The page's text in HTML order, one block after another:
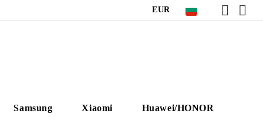
EUR
Samsung Xiaomi Huawei/HONOR